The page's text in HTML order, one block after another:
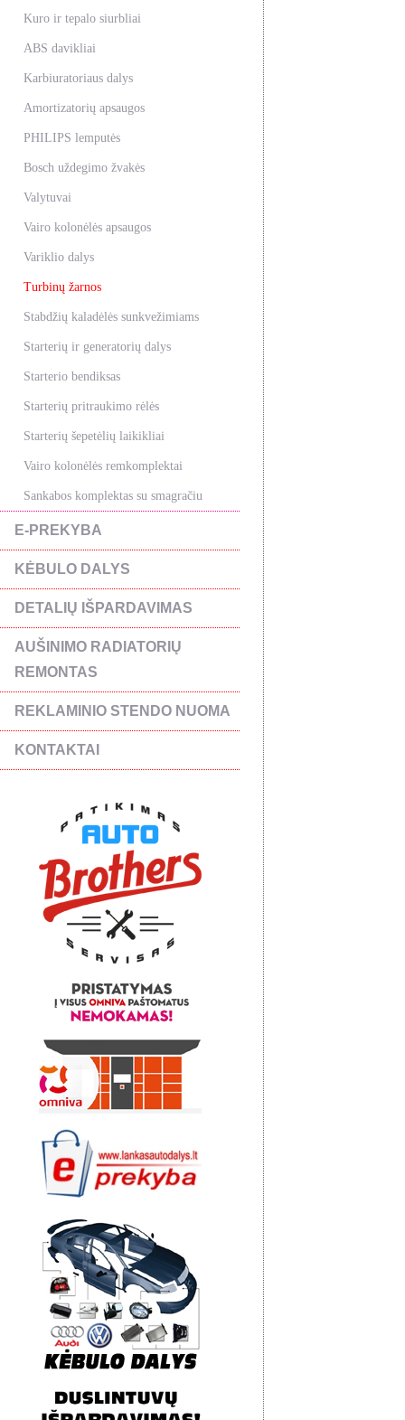
Kuro ir tepalo siurbliai
ABS davikliai
Karbiuratoriaus dalys
Amortizatorių apsaugos
PHILIPS lemputės
Bosch uždegimo žvakės
Valytuvai
Vairo kolonėlės apsaugos
Variklio dalys
Turbinų žarnos
Stabdžių kaladėlės sunkvežimiams
Starterių ir generatorių dalys
Starterio bendiksas
Starterių pritraukimo rėlės
Starterių šepetėlių laikikliai
Vairo kolonėlės remkomplektai
Sankabos komplektas su smagračiu
E-PREKYBA
KĖBULO DALYS
DETALIŲ IŠPARDAVIMAS
AUŠINIMO RADIATORIŲ
REMONTAS
REKLAMINIO STENDO NUOMA
KONTAKTAI